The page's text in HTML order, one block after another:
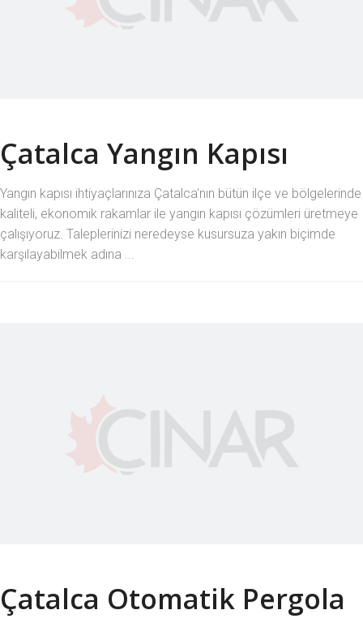
Çatalca Yangın Kapısı
Yangın kapısı ihtiyaçlarınıza Çatalca'nın bütün ilçe ve bölgelerinde
kaliteli, ekonomik rakamlar ile yangın kapısı çözümleri üretmeye
çalışıyoruz. Taleplerinizi neredeyse kusursuza yakın biçimde
karşılayabilmek adına ...
Çatalca Otomatik Pergola